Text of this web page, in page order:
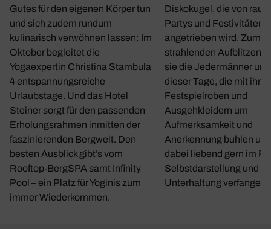
Gutes für den eigenen Körper tun
und sich zudem rundum
kulinarisch verwöhnen lassen: Im
Oktober begleitet die
Yogaexpertin Christina Stambula
4 entspannungsreiche
Urlaubstage. Und das Hotel
Steiner sorgt für den passenden
Erholungsrahmen inmitten der
faszinierenden Bergwelt. Den
besten Ausblick gibt’s vom
Rooftop-BergSPA samt Infinity
Pool – ein Platz für Yoginis zum
immer Wiederkommen.
Diskokugel, die von
Partys und Festivitäten
angetrieben wird. Zum
strahlenden Aufblitzen
sie die Jedermänner
dieser Tage, die mit
Festspielroben und
Ausgehkleidern um
Aufmerksamkeit und
Anerkennung buhlen
dabei liebend gern im
Selbstdarstellung und
Unterhaltung verfangen.